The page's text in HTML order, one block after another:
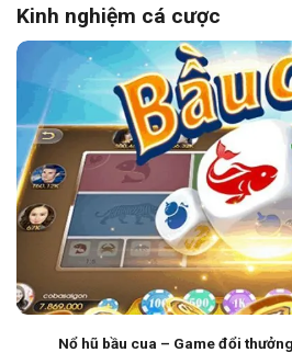
Kinh nghiệm cá cược
Nổ hũ bầu cua – Game đổi